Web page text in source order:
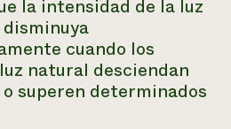
la intensidad de la luz
cuando los
natural desciendan
superen determinados